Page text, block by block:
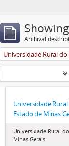
Archival
Universidade Rural
Estado de Minas
Universidade Rural
Minas Gerais